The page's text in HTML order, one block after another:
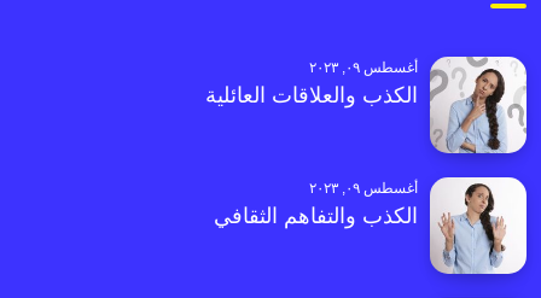
أغسطس ٠٩, ٢٠٢٣
الكذب والعلاقات العائلية
أغسطس ٠٩, ٢٠٢٣
الكذب والتفاهم الثقافي